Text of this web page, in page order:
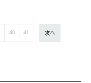
40 41 次へ